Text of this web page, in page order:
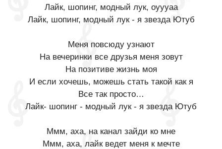
Лайк, шопинг, модный лук, оуууаа
Лайк, шопинг, модный лук - я звезда Ютуб
Меня повсюду узнают
На вечеринки все друзья меня зовут
На позитиве жизнь моя
И если хочешь, можешь стать такой как я
Все так просто…
Лайк- шопинг - модный лук - я звезда Ютуб
Ммм, аха, на канал зайди ко мне
Ммм, аха, лайк ведет меня к мечте